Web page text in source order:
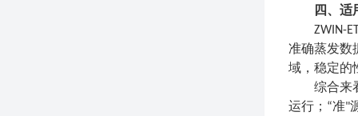
四、适
ZWIN-
准确蒸发数
域，稳定的
综合来
运行 ；“准"